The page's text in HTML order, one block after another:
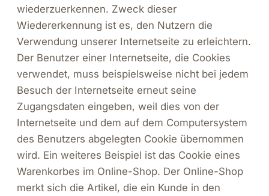
wiederzuerkennen. Zweck dieser
Wiedererkennung ist es, den Nutzern die
Verwendung unserer Internetseite zu erleichtern.
Der Benutzer einer Internetseite, die Cookies
verwendet, muss beispielsweise nicht bei jedem
Besuch der Internetseite erneut seine
Zugangsdaten eingeben, weil dies von der
Internetseite und dem auf dem Computersystem
des Benutzers abgelegten Cookie übernommen
wird. Ein weiteres Beispiel ist das Cookie eines
Warenkorbes im Online-Shop. Der Online-Shop
merkt sich die Artikel, die ein Kunde in den